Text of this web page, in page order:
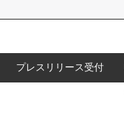
プレスリリース受付